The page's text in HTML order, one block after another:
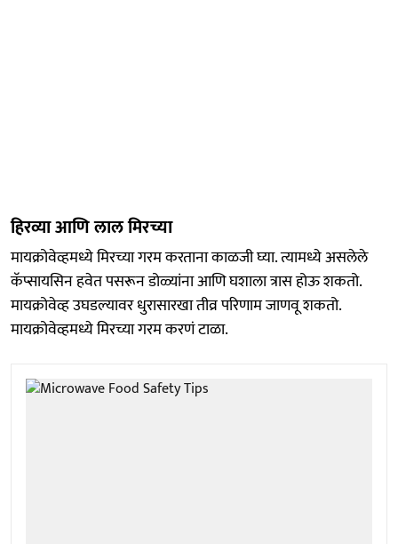
हिरव्या आणि लाल मिरच्या
मायक्रोवेव्हमध्ये मिरच्या गरम करताना काळजी घ्या. त्यामध्ये असलेले
कॅप्सायसिन हवेत पसरून डोळ्यांना आणि घशाला त्रास होऊ शकतो.
मायक्रोवेव्ह उघडल्यावर धुरासारखा तीव्र परिणाम जाणवू शकतो.
मायक्रोवेव्हमध्ये मिरच्या गरम करणं टाळा.